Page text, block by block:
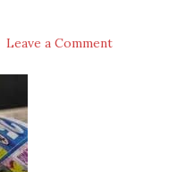
Leave a Comment